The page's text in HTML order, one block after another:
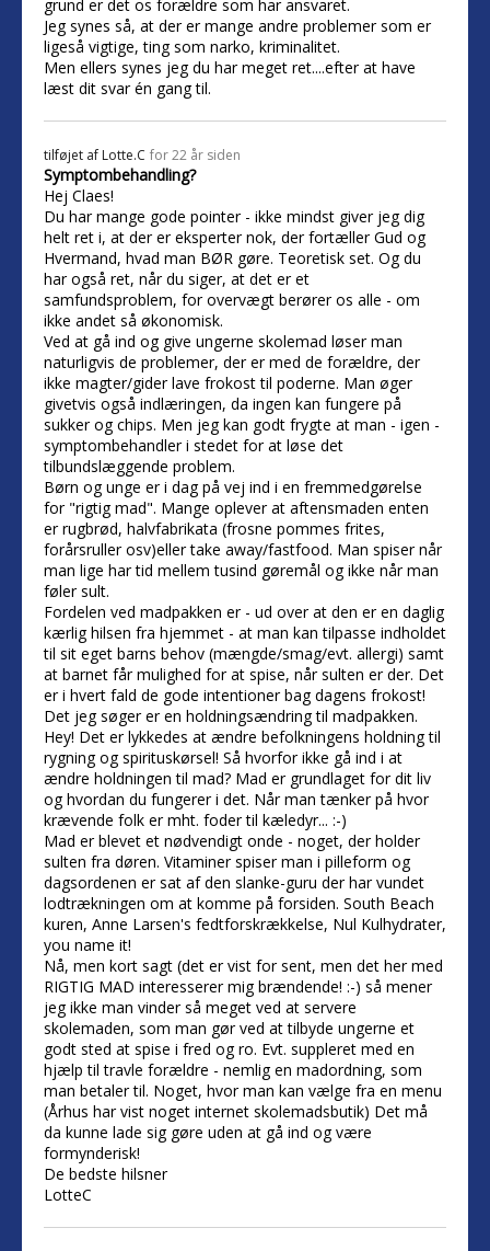
grund er det os forældre som har ansvaret.
Jeg synes så, at der er mange andre problemer som er
ligeså vigtige, ting som narko, kriminalitet.
Men ellers synes jeg du har meget ret....efter at have
læst dit svar én gang til.
tilføjet af Lotte.C for 22 år siden
Symptombehandling?
Hej Claes!
Du har mange gode pointer - ikke mindst giver jeg dig
helt ret i, at der er eksperter nok, der fortæller Gud og
Hvermand, hvad man BØR gøre. Teoretisk set. Og du
har også ret, når du siger, at det er et
samfundsproblem, for overvægt berører os alle - om
ikke andet så økonomisk.
Ved at gå ind og give ungerne skolemad løser man
naturligvis de problemer, der er med de forældre, der
ikke magter/gider lave frokost til poderne. Man øger
givetvis også indlæringen, da ingen kan fungere på
sukker og chips. Men jeg kan godt frygte at man - igen -
symptombehandler i stedet for at løse det
tilbundslæggende problem.
Børn og unge er i dag på vej ind i en fremmedgørelse
for "rigtig mad". Mange oplever at aftensmaden enten
er rugbrød, halvfabrikata (frosne pommes frites,
forårsruller osv)eller take away/fastfood. Man spiser når
man lige har tid mellem tusind gøremål og ikke når man
føler sult.
Fordelen ved madpakken er - ud over at den er en daglig
kærlig hilsen fra hjemmet - at man kan tilpasse indholdet
til sit eget barns behov (mængde/smag/evt. allergi) samt
at barnet får mulighed for at spise, når sulten er der. Det
er i hvert fald de gode intentioner bag dagens frokost!
Det jeg søger er en holdningsændring til madpakken.
Hey! Det er lykkedes at ændre befolkningens holdning til
rygning og spirituskørsel! Så hvorfor ikke gå ind i at
ændre holdningen til mad? Mad er grundlaget for dit liv
og hvordan du fungerer i det. Når man tænker på hvor
krævende folk er mht. foder til kæledyr... :-)
Mad er blevet et nødvendigt onde - noget, der holder
sulten fra døren. Vitaminer spiser man i pilleform og
dagsordenen er sat af den slanke-guru der har vundet
lodtrækningen om at komme på forsiden. South Beach
kuren, Anne Larsen's fedtforskrækkelse, Nul Kulhydrater,
you name it!
Nå, men kort sagt (det er vist for sent, men det her med
RIGTIG MAD interesserer mig brændende! :-) så mener
jeg ikke man vinder så meget ved at servere
skolemaden, som man gør ved at tilbyde ungerne et
godt sted at spise i fred og ro. Evt. suppleret med en
hjælp til travle forældre - nemlig en madordning, som
man betaler til. Noget, hvor man kan vælge fra en menu
(Århus har vist noget internet skolemadsbutik) Det må
da kunne lade sig gøre uden at gå ind og være
formynderisk!
De bedste hilsner
LotteC